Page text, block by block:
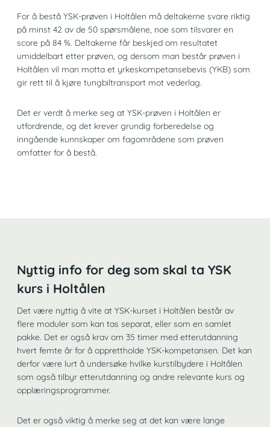
For å bestå YSK-prøven i Holtålen må deltakerne svare riktig
på minst 42 av de 50 spørsmålene, noe som tilsvarer en
score på 84 %. Deltakerne får beskjed om resultatet
umiddelbart etter prøven, og dersom man består prøven i
Holtålen vil man motta et yrkeskompetansebevis (YKB) som
gir rett til å kjøre tungbiltransport mot vederlag.
Det er verdt å merke seg at YSK-prøven i Holtålen er
utfordrende, og det krever grundig forberedelse og
inngående kunnskaper om fagområdene som prøven
omfatter for å bestå.
Nyttig info for deg som skal ta YSK
kurs i Holtålen
Det være nyttig å vite at YSK-kurset i Holtålen består av
flere moduler som kan tas separat, eller som en samlet
pakke. Det er også krav om 35 timer med etterutdanning
hvert femte år for å opprettholde YSK-kompetansen. Det kan
derfor være lurt å undersøke hvilke kurstilbydere i Holtålen
som også tilbyr etterutdanning og andre relevante kurs og
opplæringsprogrammer.
Det er også viktig å merke seg at det kan være lange